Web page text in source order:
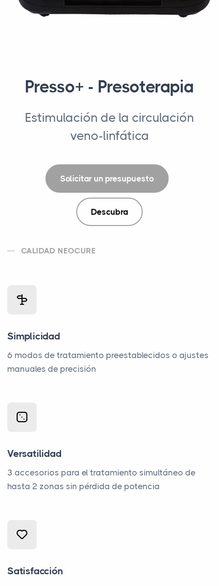
Presso+ - Presoterapia
Estimulación de la circulación
veno-linfática
Solicitar un presupuesto
Descubra
CALIDAD NEOCURE
Simplicidad
6 modos de tratamiento preestablecidos o ajustes
manuales de precisión
Versatilidad
3 accesorios para el tratamiento simultáneo de
hasta 2 zonas sin pérdida de potencia
Satisfacción